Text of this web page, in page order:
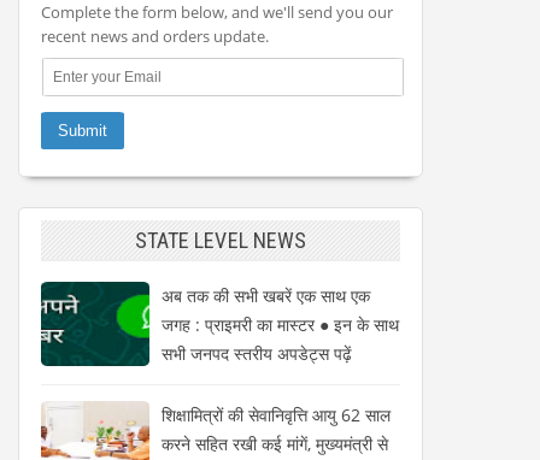
Complete the form below, and we'll send you our
recent news and orders update.
STATE LEVEL NEWS
अब तक की सभी खबरें एक साथ एक
जगह : प्राइमरी का मास्टर ● इन के साथ
सभी जनपद स्तरीय अपडेट्स पढ़ें
शिक्षामित्रों की सेवानिवृत्ति आयु 62 साल
करने सहित रखी कई मांगें, मुख्यमंत्री से